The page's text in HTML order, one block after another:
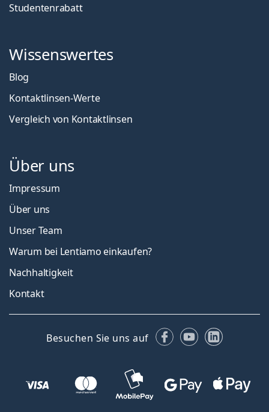
Studentenrabatt
Wissenswertes
Blog
Kontaktlinsen-Werte
Vergleich von Kontaktlinsen
Über uns
Impressum
Über uns
Unser Team
Warum bei Lentiamo einkaufen?
Nachhaltigkeit
Kontakt
Besuchen Sie uns auf Facebook
YouTubeLinkedIn